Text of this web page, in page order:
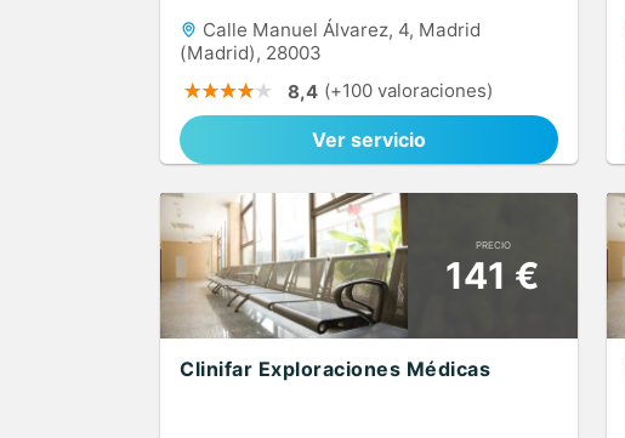
Calle Manuel Álvarez, 4, Madrid
(Madrid), 28003
8,4 (+100 valoraciones)
Ver servicio
PRECIO
141 €
Clinifar Exploraciones Médicas